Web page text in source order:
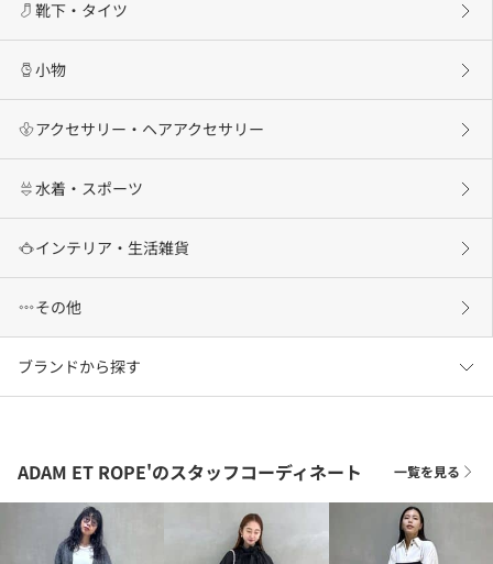
靴下・タイツ
小物
アクセサリー・ヘアアクセサリー
水着・スポーツ
インテリア・生活雑貨
その他
ブランドから探す
ADAM ET ROPE'のスタッフコーディネート 一覧を見る